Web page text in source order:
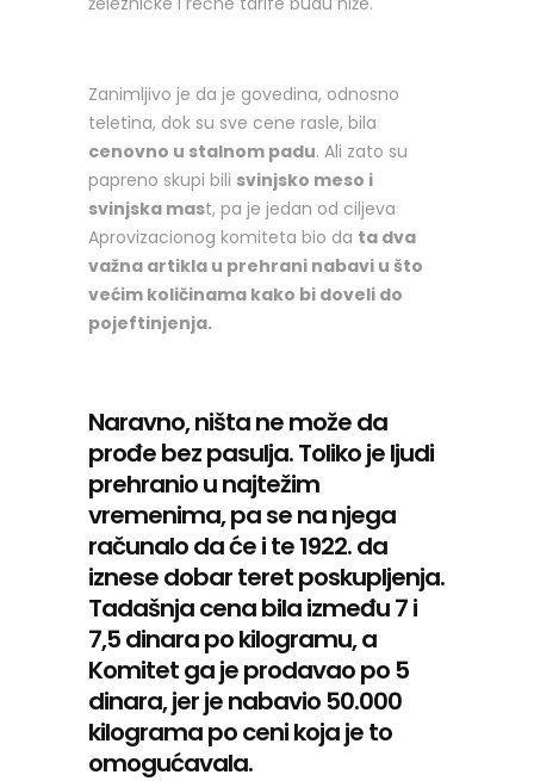
Zanimljivo je da je govedina, odnosno
teletina, dok su sve cene rasle, bila
cenovno u stalnom padu. Ali zato su
papreno skupi bili svinjsko meso i
svinjska mast, pa je jedan od ciljeva
Aprovizacionog komiteta bio da ta dva
važna artikla u prehrani nabavi u što
većim količinama kako bi doveli do
pojeftinjenja.
Naravno, ništa ne može da
prođe bez pasulja. Toliko je ljudi
prehranio u najtežim
vremenima, pa se na njega
računalo da će i te 1922. da
iznese dobar teret poskupljenja.
Tadašnja cena bila između 7 i
7,5 dinara po kilogramu, a
Komitet ga je prodavao po 5
dinara, jer je nabavio 50.000
kilograma po ceni koja je to
omogućavala.